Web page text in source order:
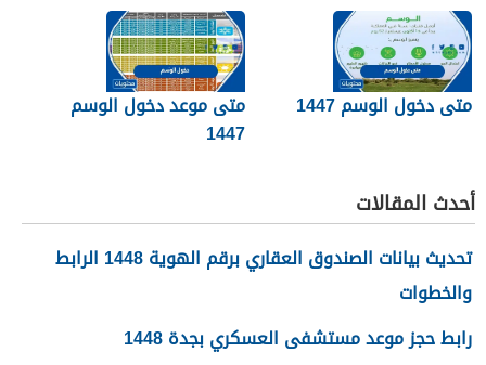
متى دخول الوسم 1447
متى موعد دخول الوسم
1447
أحدث المقالات
تحديث بيانات الصندوق العقاري برقم الهوية 1448 الرابط
والخطوات
رابط حجز موعد مستشفى العسكري بجدة 1448